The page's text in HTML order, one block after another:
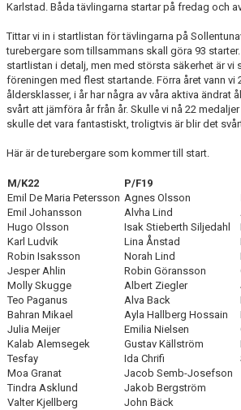
KALENDER
Karlstad. Båda tävlingarna startar på fredag och
Tittar vi in i startlistan för tävlingarna på
turebergare som tillsammans skall göra 93
startlistan i detalj, men med största säkerhet är vi
föreningen med flest startande. Förra året vann vi
åldersklasser, i år har några av våra aktiva ändrat
svårt att jämföra år från år. Skulle vi nå 22
skulle det vara fantastiskt, troligtvis är blir det
Här är de turebergare som kommer till start.
M/K22
Emil De Maria Petersson
Emil Johansson
Hugo Olsson
Karl Ludvik
Robin Isaksson
Jesper Ahlin
Molly Skugge
Teo Paganus
Bahran Mikael
Julia Meijer
Kalab Alemsegek
Tesfay
Moa Granat
Tindra Asklund
Valter Kjellberg
P/F19
Agnes Olsson
Alvha Lind
Isak Stieberth Siljedahl
Lina Ånstad
Norah Lind
Robin Göransson
Albert Ziegler
Alva Back
Ayla Hallberg Hossain
Emilia Nielsen
Gustav Källström
Ida Chrifi
Jacob Semb-Josefson
Jakob Bergström
John Bäck